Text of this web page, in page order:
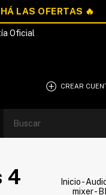
Oficial
CREAR
Blog
4
Inicio-
mixer-